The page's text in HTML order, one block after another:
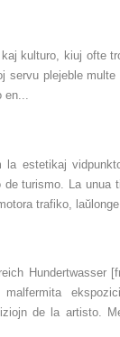
kulturo, kiuj ofte
servu plejeble multe
en...
la estetikaj
turismo. La unua
trafiko, laŭlonge
Hundertwasser
de la artisto.